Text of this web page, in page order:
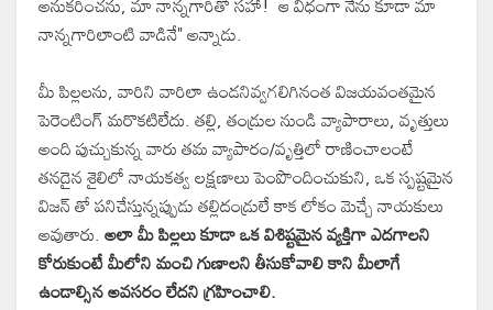
నాన్నగారిలాంటి వాడినే" అన్నాడు.
మీ పిల్లలను, వారిని వారిలా ఉండనివ్వగలిగినంత విజయవంతమైన
పెరెంటింగ్ మరొకటిలేదు. తల్లి, తండ్రుల నుండి వ్యాపారాలు, వృత్తులు
అంది పుచ్చుకున్న వారు తమ వ్యాపారం/వృత్తిలో రాణించాలంటే
తనదైన శైలిలో నాయకత్వ లక్షణాలు పెంపొందించుకుని, ఒక స్పష్టమైన
విజన్ తో పనిచేస్తున్నప్పుడు తల్లిదండ్రులే కాక లోకం మెచ్చే నాయకులు
అవుతారు.అలా మీ పిల్లలు కూడా ఒక విశిష్టమైన వ్యక్తిగా ఎదగాలని
కోరుకుంటే మీలోని మంచి గుణాలని తీసుకోవాలి కాని మీలాగే
ఉండాల్సిన అవసరం లేదని గ్రహించాలి.